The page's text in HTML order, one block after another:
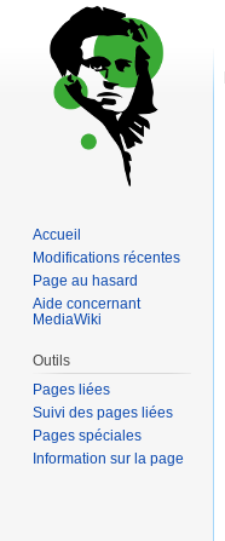
Accueil
Modifications récentes
Page au hasard
Aide concernant
MediaWiki
Outils
Pages liées
Suivi des pages liées
Pages spéciales
Information sur la page